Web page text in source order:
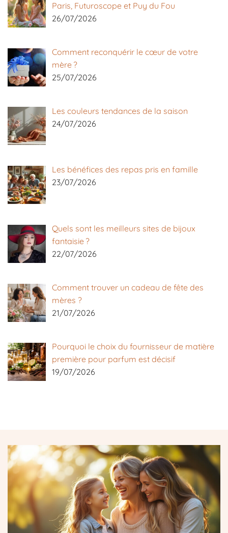
Paris, Futuroscope et Puy du Fou
26/07/2026
Comment reconquérir le cœur de votre
mère ?
25/07/2026
Les couleurs tendances de la saison
24/07/2026
Les bénéfices des repas pris en famille
23/07/2026
Quels sont les meilleurs sites de bijoux
fantaisie ?
22/07/2026
Comment trouver un cadeau de fête des
mères ?
21/07/2026
Pourquoi le choix du fournisseur de matière
première pour parfum est décisif
19/07/2026